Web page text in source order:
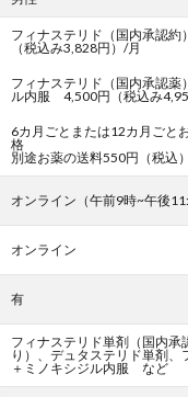
フィナステリド（国内承認
（税込み3,828円）/月
フィナステリド（国内承認薬
ル内服 4,500円（税込み
6カ月ごとまたは12カ月ごと
格
別途お薬の送料550円（税込）
オンライン（午前9時~午後
オンライン
有
フィナステリド単剤（国内承
り）、デュタステリド単剤、
＋ミノキシジル内服 など